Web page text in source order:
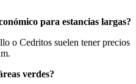
para estancias largas?
o Cedritos suelen tener precios
verdes?